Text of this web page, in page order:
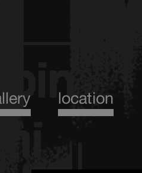
location